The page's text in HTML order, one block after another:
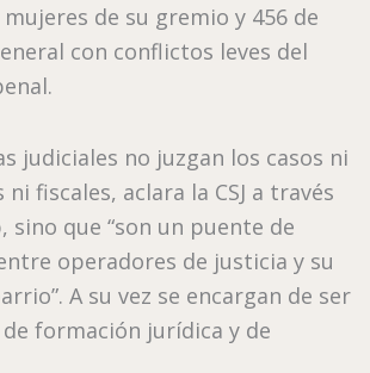
de su gremio y 456 de
con conflictos leves del
judiciales no juzgan los casos ni
fiscales, aclara la CSJ a través
sino que “son un puente de
operadores de justicia y su
A su vez se encargan de ser
formación jurídica y de